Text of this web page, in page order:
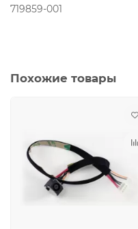
719859-001
Похожие товары